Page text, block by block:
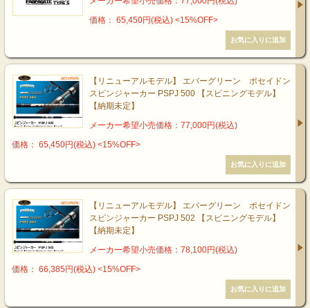
価格： 65,450円(税込) <15%OFF>
【リニューアルモデル】 エバーグリーン ポセイドン
スピンジャーカー PSPJ 500 【スピニングモデル】
【納期未定】
メーカー希望小売価格：77,000円(税込)
価格： 65,450円(税込) <15%OFF>
【リニューアルモデル】 エバーグリーン ポセイドン
スピンジャーカー PSPJ 502 【スピニングモデル】
【納期未定】
メーカー希望小売価格：78,100円(税込)
価格： 66,385円(税込) <15%OFF>